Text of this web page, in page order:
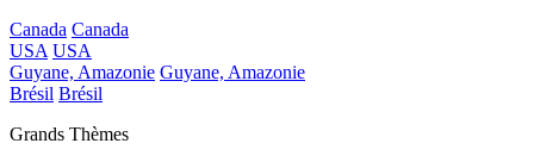
Canada Canada
USA USA
Guyane, Amazonie Guyane, Amazonie
Brésil Brésil
Grands Thèmes